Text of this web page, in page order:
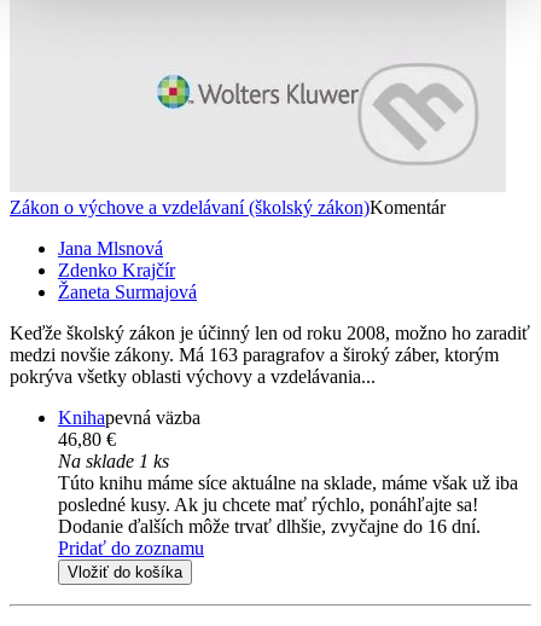
Zákon o výchove a vzdelávaní (školský zákon)Komentár
Jana Mlsnová
Zdenko Krajčír
Žaneta Surmajová
Keďže školský zákon je účinný len od roku 2008, možno ho zaradiť
medzi novšie zákony. Má 163 paragrafov a široký záber, ktorým
pokrýva všetky oblasti výchovy a vzdelávania...
Knihapevná väzba
46,80 €
Na sklade 1 ks
Túto knihu máme síce aktuálne na sklade, máme však už iba
posledné kusy. Ak ju chcete mať rýchlo, ponáhľajte sa!
Dodanie ďalších môže trvať dlhšie, zvyčajne do 16 dní.
Pridať do zoznamu
Vložiť do košíka